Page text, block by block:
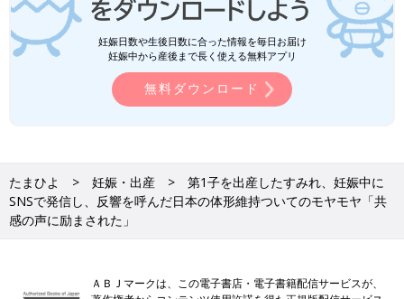
妊娠日数や生後日数に合った情報を毎日お届け
妊娠中から産後まで長く使える無料アプリ
無料ダウンロード
たまひよ 妊娠・出産
第1子を出産したすみれ、妊娠中に
SNSで発信し、反響を呼んだ日本の体形維持ついてのモヤモヤ「共
感の声に励まされた」
ＡＢＪマークは、この電子書店・電子書籍配信サービスが、